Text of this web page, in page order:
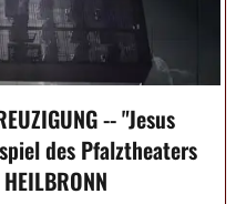
-- "Jesus
des Pfalztheaters